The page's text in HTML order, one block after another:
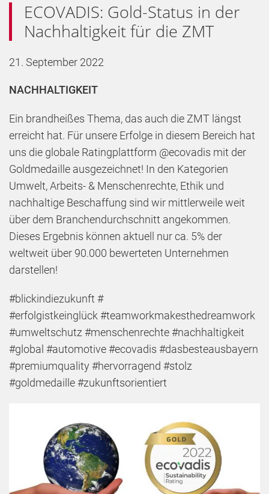
ECOVADIS: Gold-Status in der
Nachhaltigkeit für die ZMT
21. September 2022
NACHHALTIGKEIT
Ein brandheißes Thema, das auch die ZMT längst
erreicht hat. Für unsere Erfolge in diesem Bereich hat
uns die globale Ratingplattform @ecovadis mit der
Goldmedaille ausgezeichnet! In den Kategorien
Umwelt, Arbeits- & Menschenrechte, Ethik und
nachhaltige Beschaffung sind wir mittlerweile weit
über dem Branchendurchschnitt angekommen.
Dieses Ergebnis können aktuell nur ca. 5% der
weltweit über 90.000 bewerteten Unternehmen
darstellen!
#blickindiezukunft #
#erfolgistkeinglück #teamworkmakesthedreamwork
#umweltschutz #menschenrechte #nachhaltigkeit
#global #automotive #ecovadis #dasbesteausbayern
#premiumquality #hervorragend #stolz
#goldmedaille #zukunftsorientiert